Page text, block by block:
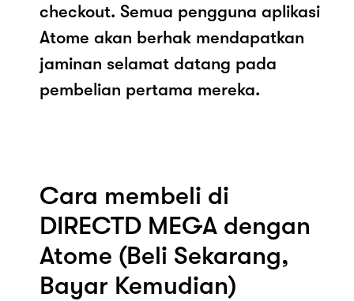
checkout. Semua pengguna aplikasi
Atome akan berhak mendapatkan
jaminan selamat datang pada
pembelian pertama mereka.
Cara membeli di
DIRECTD MEGA dengan
Atome (Beli Sekarang,
Bayar Kemudian)